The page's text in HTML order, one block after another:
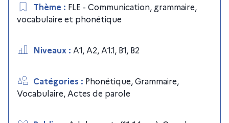
Thème : FLE - Communication, grammaire,
vocabulaire et phonétique
Niveaux : A1, A2, A1.1, B1, B2
Catégories : Phonétique,Grammaire,
Vocabulaire, Actes de parole